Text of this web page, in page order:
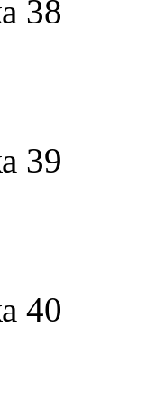
38
39
40